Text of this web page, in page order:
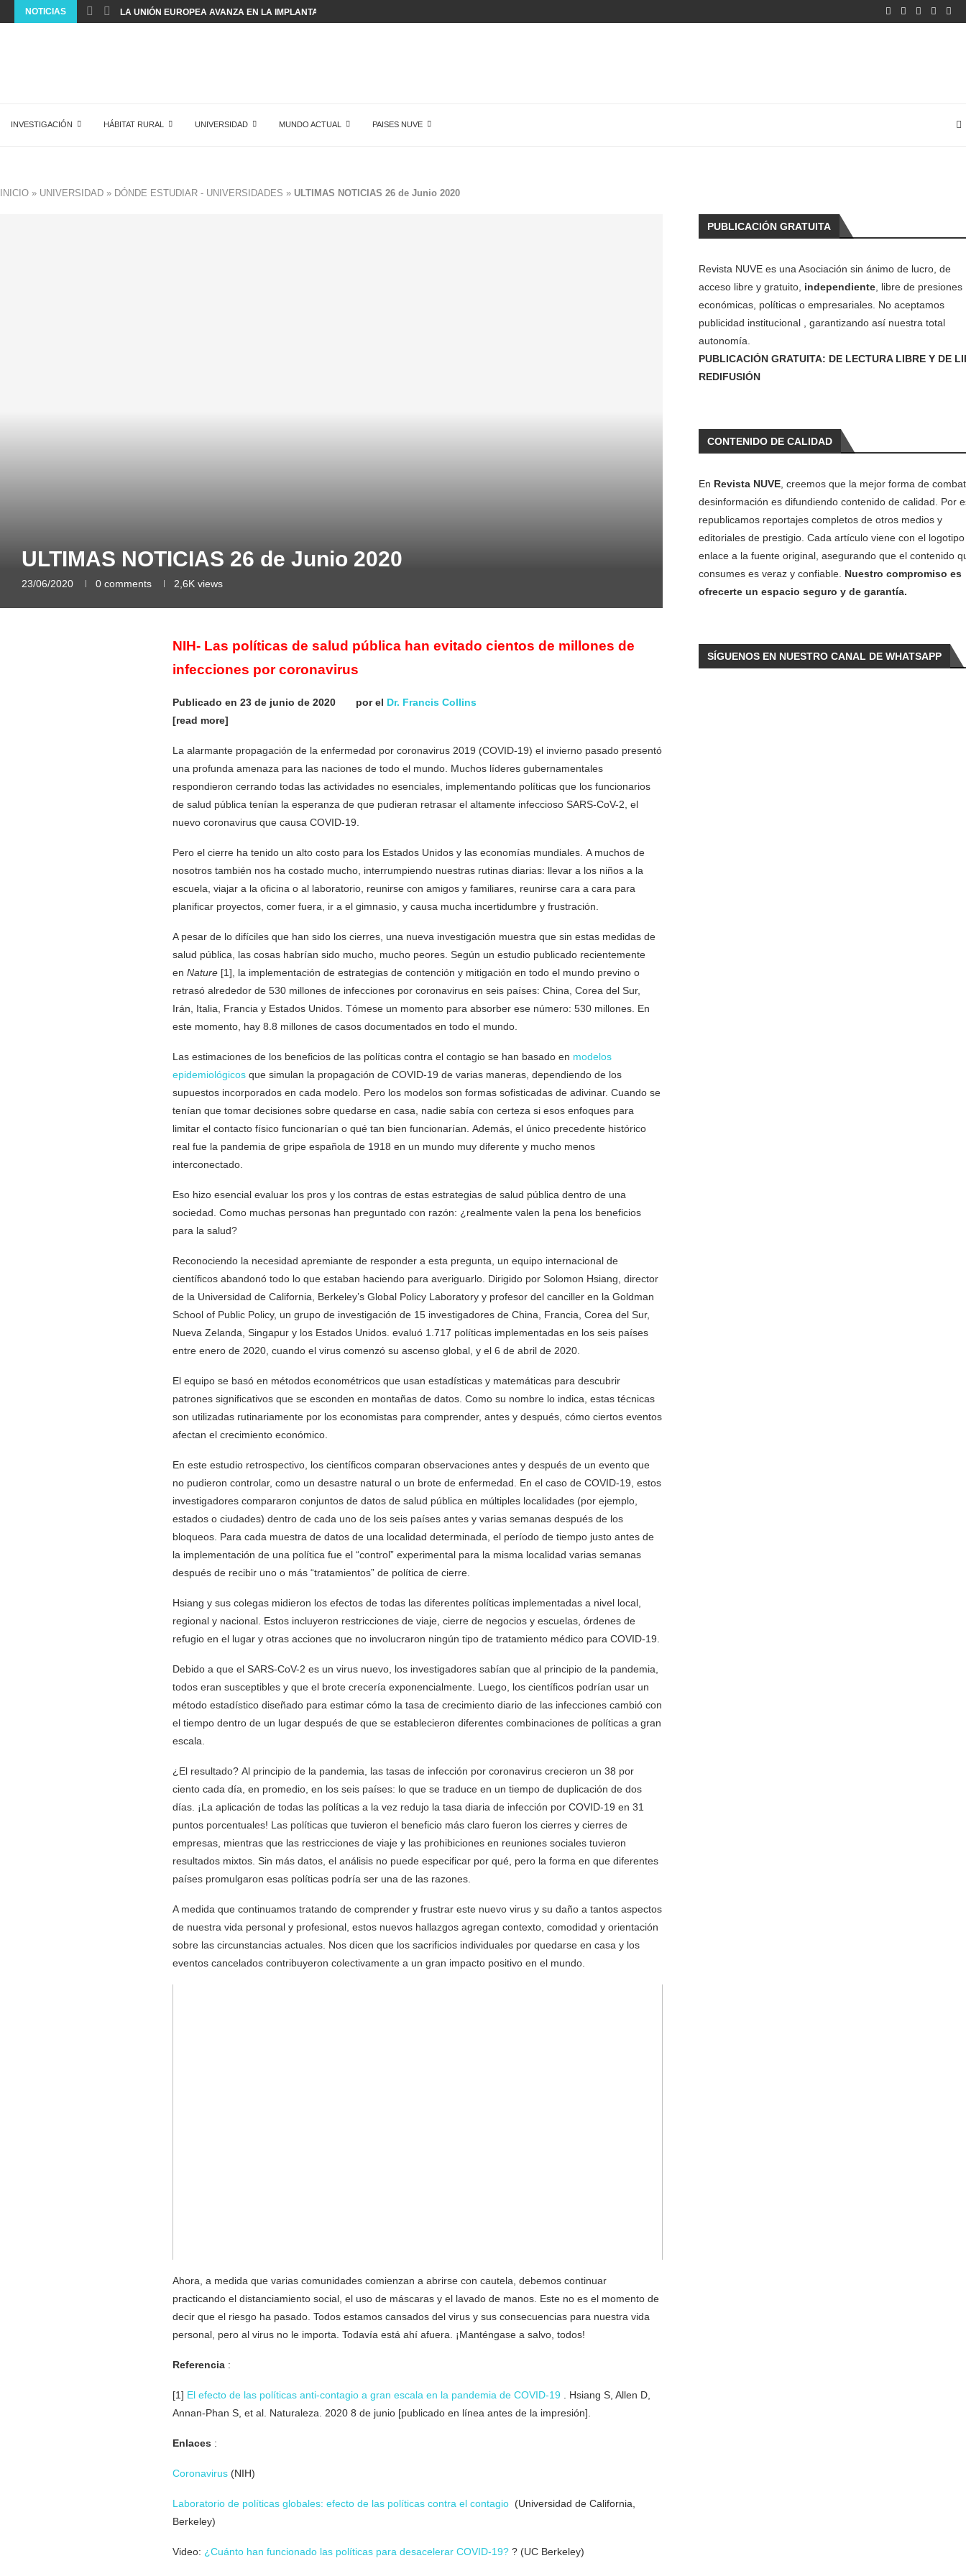
NOTICIAS LA UNIÓN EUROPEA AVANZA EN LA IMPLANTACIÓN DE...
INVESTIGACIÓN HÁBITAT RURAL UNIVERSIDAD MUNDO ACTUAL PAISES NUVE
INICIO » UNIVERSIDAD » DÓNDE ESTUDIAR - UNIVERSIDADES » ULTIMAS NOTICIAS 26 de Junio 2020
ULTIMAS NOTICIAS 26 de Junio 2020
23/06/2020 0 comments 2,6K views
NIH- Las políticas de salud pública han evitado cientos de millones de
infecciones por coronavirus
Publicado en 23 de junio de 2020 por el Dr. Francis Collins
[read more]
La alarmante propagación de la enfermedad por coronavirus 2019 (COVID-19) el invierno pasado presentó
una profunda amenaza para las naciones de todo el mundo. Muchos líderes gubernamentales
respondieron cerrando todas las actividades no esenciales, implementando políticas que los funcionarios
de salud pública tenían la esperanza de que pudieran retrasar el altamente infeccioso SARS-CoV-2, el
nuevo coronavirus que causa COVID-19.
Pero el cierre ha tenido un alto costo para los Estados Unidos y las economías mundiales. A muchos de
nosotros también nos ha costado mucho, interrumpiendo nuestras rutinas diarias: llevar a los niños a la
escuela, viajar a la oficina o al laboratorio, reunirse con amigos y familiares, reunirse cara a cara para
planificar proyectos, comer fuera, ir a el gimnasio, y causa mucha incertidumbre y frustración.
A pesar de lo difíciles que han sido los cierres, una nueva investigación muestra que sin estas medidas de
salud pública, las cosas habrían sido mucho, mucho peores. Según un estudio publicado recientemente
enNature [1], la implementación de estrategias de contención y mitigación en todo el mundo previno o
retrasó alrededor de 530 millones de infecciones por coronavirus en seis países: China, Corea del Sur,
Irán, Italia, Francia y Estados Unidos. Tómese un momento para absorber ese número: 530 millones. En
este momento, hay 8.8 millones de casos documentados en todo el mundo.
Las estimaciones de los beneficios de las políticas contra el contagio se han basado en modelos
epidemiológicos que simulan la propagación de COVID-19 de varias maneras, dependiendo de los
supuestos incorporados en cada modelo. Pero los modelos son formas sofisticadas de adivinar. Cuando se
tenían que tomar decisiones sobre quedarse en casa, nadie sabía con certeza si esos enfoques para
limitar el contacto físico funcionarían o qué tan bien funcionarían. Además, el único precedente histórico
real fue la pandemia de gripe española de 1918 en un mundo muy diferente y mucho menos
interconectado.
Eso hizo esencial evaluar los pros y los contras de estas estrategias de salud pública dentro de una
sociedad. Como muchas personas han preguntado con razón: ¿realmente valen la pena los beneficios
para la salud?
Reconociendo la necesidad apremiante de responder a esta pregunta, un equipo internacional de
científicos abandonó todo lo que estaban haciendo para averiguarlo. Dirigido por Solomon Hsiang, director
de la Universidad de California, Berkeley’s Global Policy Laboratory y profesor del canciller en la Goldman
School of Public Policy, un grupo de investigación de 15 investigadores de China, Francia, Corea del Sur,
Nueva Zelanda, Singapur y los Estados Unidos. evaluó 1.717 políticas implementadas en los seis países
entre enero de 2020, cuando el virus comenzó su ascenso global, y el 6 de abril de 2020.
El equipo se basó en métodos econométricos que usan estadísticas y matemáticas para descubrir
patrones significativos que se esconden en montañas de datos. Como su nombre lo indica, estas técnicas
son utilizadas rutinariamente por los economistas para comprender, antes y después, cómo ciertos eventos
afectan el crecimiento económico.
En este estudio retrospectivo, los científicos comparan observaciones antes y después de un evento que
no pudieron controlar, como un desastre natural o un brote de enfermedad. En el caso de COVID-19, estos
investigadores compararon conjuntos de datos de salud pública en múltiples localidades (por ejemplo,
estados o ciudades) dentro de cada uno de los seis países antes y varias semanas después de los
bloqueos. Para cada muestra de datos de una localidad determinada, el período de tiempo justo antes de
la implementación de una política fue el “control” experimental para la misma localidad varias semanas
después de recibir uno o más “tratamientos” de política de cierre.
Hsiang y sus colegas midieron los efectos de todas las diferentes políticas implementadas a nivel local,
regional y nacional. Estos incluyeron restricciones de viaje, cierre de negocios y escuelas, órdenes de
refugio en el lugar y otras acciones que no involucraron ningún tipo de tratamiento médico para COVID-19.
Debido a que el SARS-CoV-2 es un virus nuevo, los investigadores sabían que al principio de la pandemia,
todos eran susceptibles y que el brote crecería exponencialmente. Luego, los científicos podrían usar un
método estadístico diseñado para estimar cómo la tasa de crecimiento diario de las infecciones cambió con
el tiempo dentro de un lugar después de que se establecieron diferentes combinaciones de políticas a gran
escala.
¿El resultado? Al principio de la pandemia, las tasas de infección por coronavirus crecieron un 38 por
ciento cada día, en promedio, en los seis países: lo que se traduce en un tiempo de duplicación de dos
días. ¡La aplicación de todas las políticas a la vez redujo la tasa diaria de infección por COVID-19 en 31
puntos porcentuales! Las políticas que tuvieron el beneficio más claro fueron los cierres y cierres de
empresas, mientras que las restricciones de viaje y las prohibiciones en reuniones sociales tuvieron
resultados mixtos. Sin más datos, el análisis no puede especificar por qué, pero la forma en que diferentes
países promulgaron esas políticas podría ser una de las razones.
A medida que continuamos tratando de comprender y frustrar este nuevo virus y su daño a tantos aspectos
de nuestra vida personal y profesional, estos nuevos hallazgos agregan contexto, comodidad y orientación
sobre las circunstancias actuales. Nos dicen que los sacrificios individuales por quedarse en casa y los
eventos cancelados contribuyeron colectivamente a un gran impacto positivo en el mundo.
Ahora, a medida que varias comunidades comienzan a abrirse con cautela, debemos continuar
practicando el distanciamiento social, el uso de máscaras y el lavado de manos. Este no es el momento de
decir que el riesgo ha pasado. Todos estamos cansados ​​del virus y sus consecuencias para nuestra vida
personal, pero al virus no le importa. Todavía está ahí afuera. ¡Manténgase a salvo, todos!
Referencia :
[1] El efecto de las políticas anti-contagio a gran escala en la pandemia de COVID-19 . Hsiang S, Allen D,
Annan-Phan S, et al. Naturaleza. 2020 8 de junio [publicado en línea antes de la impresión].
Enlaces :
Coronavirus (NIH)
Laboratorio de políticas globales: efecto de las políticas contra el contagio (Universidad de California,
Berkeley)
Video: ¿Cuánto han funcionado las políticas para desacelerar COVID-19? ? (UC Berkeley)
PUBLICACIÓN GRATUITA
Revista NUVE es una Asociación sin ánimo de lucro, de
acceso libre y gratuito, independiente, libre de presiones
económicas, políticas o empresariales. No aceptamos
publicidad institucional , garantizando así nuestra total
autonomía.
PUBLICACIÓN GRATUITA: DE LECTURA LIBRE Y DE
REDIFUSIÓN
CONTENIDO DE CALIDAD
En Revista NUVE, creemos que la mejor forma de
desinformación es difundiendo contenido de calidad. Por
republicamos reportajes completos de otros medios y
editoriales de prestigio. Cada artículo viene con el
enlace a la fuente original, asegurando que el contenido
consumes es veraz y confiable. Nuestro compromiso es
ofrecerte un espacio seguro y de garantía.
SÍGUENOS EN NUESTRO CANAL DE WHATSAPP